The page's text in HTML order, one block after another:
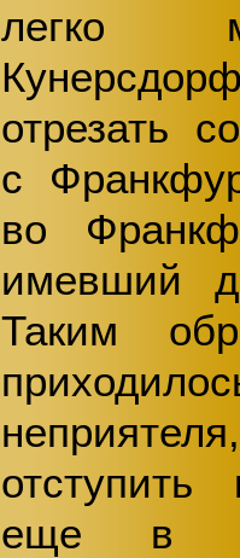
легко
отрезать
с
во
имевший
Таким
еще в